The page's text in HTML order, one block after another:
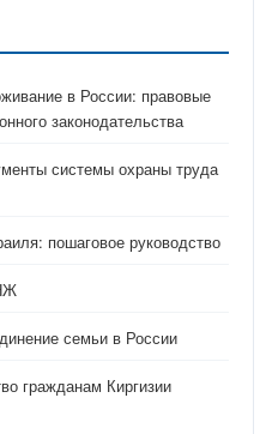
в России: правовые
законодательства
системы охраны труда
пошаговое руководство
семьи в России
гражданам Киргизии